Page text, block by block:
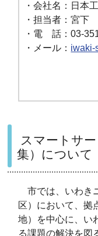
・会社名：日本
・担当者：宮下
・電 話：03-
・メール： iwaki-
スマートサ
集）について
市では、いわき
区）において、拠
地）を中心に、い
る課題の解決を図